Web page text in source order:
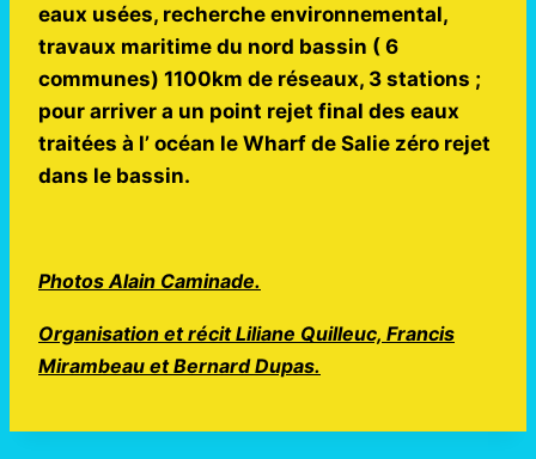
eaux usées, recherche environnemental,
travaux maritime du nord bassin ( 6
communes) 1100km de réseaux, 3 stations ;
pour arriver a un point rejet final des eaux
traitées à l’ océan le Wharf de Salie zéro rejet
dans le bassin.
Photos Alain Caminade.
Organisation et récit Liliane Quilleuc, Francis
Mirambeau et Bernard Dupas.